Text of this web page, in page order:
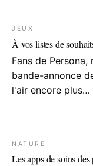
JEUX
À vos listes de
Fans de
bande-annonce
l'air encore plus…
NATURE
Les apps de soins